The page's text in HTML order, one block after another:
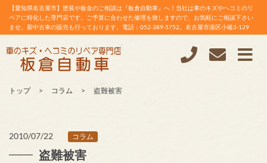
【愛知県名古屋市】塗装や板金のご相談は『板倉自動車』へ！当社は車のキズやヘコミのリ
ペアに特化した専門店です。ご予算に合わせた修理を致しますので、お気軽にご相談下さい
ませ。新中古車の販売も行っております。電話：052-389-5752。名古屋市港区小碓3-129
トップ コラム 盗難被害
2010/07/22 コラム
盗難被害